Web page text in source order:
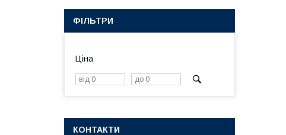
ФІЛЬТРИ
Ціна
КОНТАКТИ